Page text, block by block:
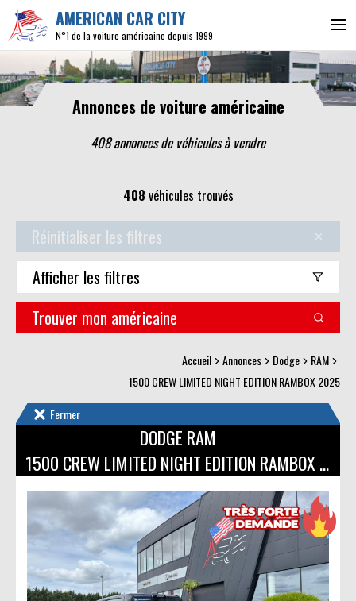
AMERICAN CAR CITY
N°1 de la voiture américaine depuis 1999
Annonces de voiture américaine
408 annonces de véhiculesà vendre
408 véhicules trouvés
Réinitialiser les filtres
Afficher les filtres
Trouver mon américaine
Accueil Annonces Dodge
RAM
1500 CREW LIMITED NIGHT EDITION RAMBOX 2025
Fermer
DODGE RAM
1500 CREW LIMITED NIGHT EDITION RAMBOX 2025